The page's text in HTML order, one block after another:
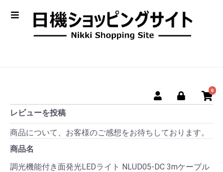
0
レビューを投稿
商品について、お客様のご感想をお待ちしております。
商品名
調光機能付き面発光LEDライト NLUD05-DC 3mケーブル